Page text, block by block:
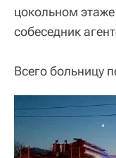
цокольном
собеседник
Всего больницу